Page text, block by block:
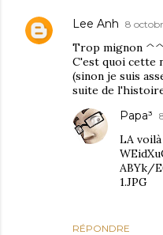
Lee Anh 8
Trop mignon ^^
C'est quoi cette
(sinon je suis
suite de
RÉPONDRE
Papa³
LA
ABYk/
1.JPG